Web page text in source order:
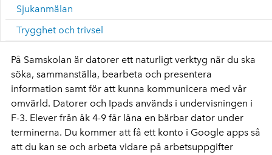
Sjukanmälan
Trygghet och trivsel
På Samskolan är datorer ett naturligt verktyg när du ska
söka, sammanställa, bearbeta och presentera
information samt för att kunna kommunicera med vår
omvärld. Datorer och Ipads används i undervisningen i
F-3. Elever från åk 4-9 får låna en bärbar dator under
terminerna. Du kommer att få ett konto i Google apps så
att du kan se och arbeta vidare på arbetsuppgifter